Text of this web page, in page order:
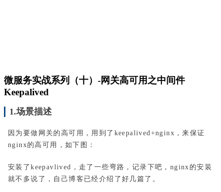
微服务实战系列（十）-网关高可用之中间件
Keepalived
1.场景描述
因为要做网关的高可用，用到了keepalived+nginx，来保证
nginx的高可用，如下图：
安装了keepavlived，走了一些弯路，记录下吧，nginx的安装
就不多说了，自己博客已经介绍了好几篇了。